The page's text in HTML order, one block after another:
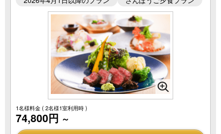
1名様料金( 2名様1室利用時 )
74,800円 ～